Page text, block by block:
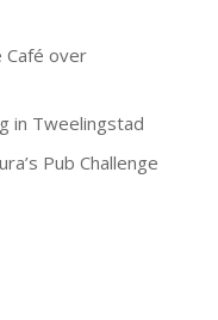
Café over
in Tweelingstad
Pub Challenge